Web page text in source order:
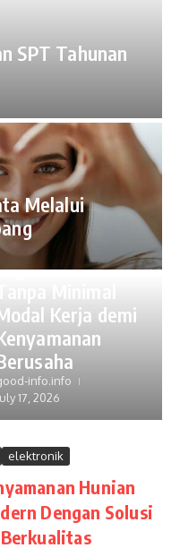
SPT Tahunan
Melalui
Uncategorized
Pendirian PT
Solusi
Kilat
Kerja demi
info.info
17, 2026
elektronik
Hunian
Dengan Solusi